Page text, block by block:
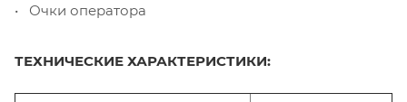
• Очки оператора
ТЕХНИЧЕСКИЕ ХАРАКТЕРИСТИКИ: